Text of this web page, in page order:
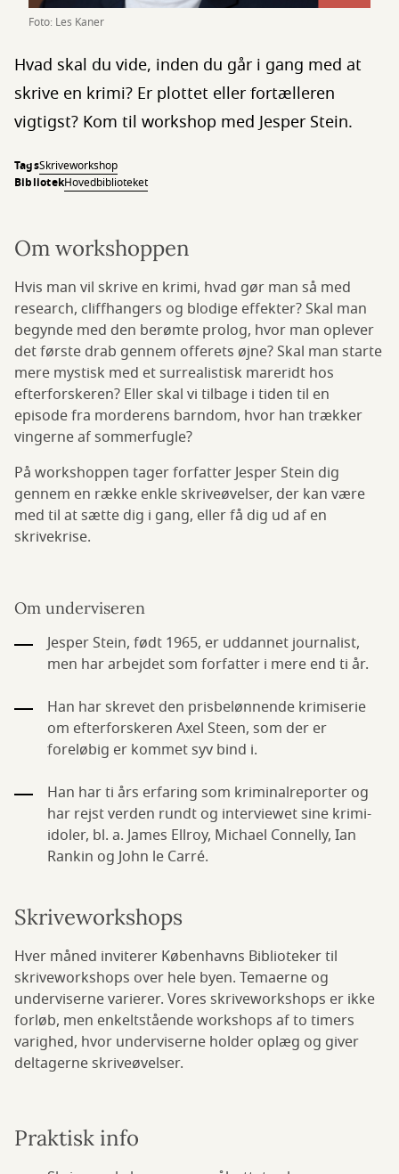
Foto: Les Kaner
Hvad skal du vide, inden du går i gang med at
skrive en krimi? Er plottet eller fortælleren
vigtigst? Kom til workshop med Jesper Stein.
TagsSkriveworkshop
BibliotekHovedbiblioteket
Om workshoppen
Hvis man vil skrive en krimi, hvad gør man så med
research, cliffhangers og blodige effekter? Skal man
begynde med den berømte prolog, hvor man oplever
det første drab gennem offerets øjne? Skal man starte
mere mystisk med et surrealistisk mareridt hos
efterforskeren? Eller skal vi tilbage i tiden til en
episode fra morderens barndom, hvor han trækker
vingerne af sommerfugle?
På workshoppen tager forfatter Jesper Stein dig
gennem en række enkle skriveøvelser, der kan være
med til at sætte dig i gang, eller få dig ud af en
skrivekrise.
Om underviseren
Jesper Stein, født 1965, er uddannet journalist,
men har arbejdet som forfatter i mere end ti år.
Han har skrevet den prisbelønnende krimiserie
om efterforskeren Axel Steen, som der er
foreløbig er kommet syv bind i.
Han har ti års erfaring som kriminalreporter og
har rejst verden rundt og interviewet sine krimi-
idoler, bl. a. James Ellroy, Michael Connelly, Ian
Rankin og John le Carré.
Skriveworkshops
Hver måned inviterer Københavns Biblioteker til
skriveworkshops over hele byen. Temaerne og
underviserne varierer. Vores skriveworkshops er ikke
forløb, men enkeltstående workshops af to timers
varighed, hvor underviserne holder oplæg og giver
deltagerne skriveøvelser.
Praktisk info